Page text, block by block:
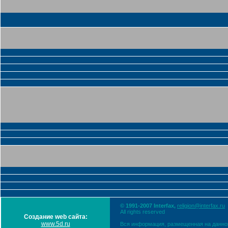
Создание web сайта:
www.5d.ru
© 1991-2007 Interfax, religion@interfax.ru
All rights reserved
Вся информация, размещенная на